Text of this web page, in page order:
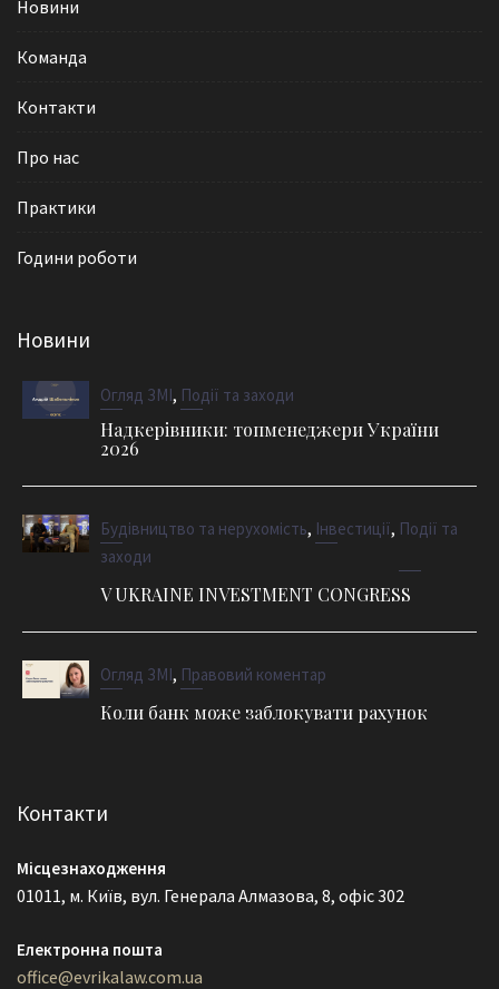
Новини
Команда
Контакти
Про нас
Практики
Години роботи
Новини
Огляд ЗМІ, Події та заходи
Надкерівники: топменеджери України
2026
Будівництво та нерухомість, Інвестиції, Події та
заходи
V UKRAINE INVESTMENT CONGRESS
Огляд ЗМІ, Правовий коментар
Коли банк може заблокувати рахунок
Контакти
Місцезнаходження
01011, м. Київ, вул. Генерала Алмазова, 8, офіс 302
Електронна пошта
office@evrikalaw.com.ua